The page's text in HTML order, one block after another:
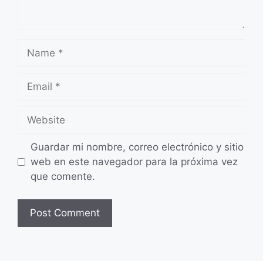
Name
Email
Website
Guardar mi nombre, correo electrónico y sitio
web en este navegador para la próxima vez
que comente.